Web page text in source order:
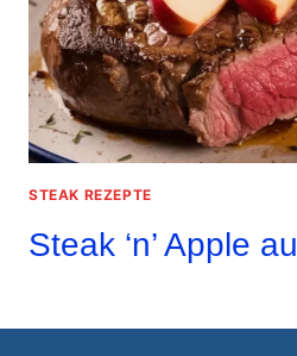
STEAK REZEPTE
Steak ‘n’ Apple